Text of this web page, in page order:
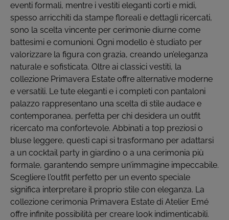
eventi formali, mentre i vestiti eleganti corti e midi,
spesso arricchiti da stampe floreali e dettagli ricercati,
sono la scelta vincente per cerimonie diurne come
battesimi e comunioni. Ogni modello è studiato per
valorizzare la figura con grazia, creando un’eleganza
naturale e sofisticata. Oltre ai classici vestiti, la
collezione Primavera Estate offre alternative moderne
e versatili. Le tute eleganti e i completi con pantaloni
palazzo rappresentano una scelta di stile audace e
contemporanea, perfetta per chi desidera un outfit
ricercato ma confortevole. Abbinati a top preziosi o
bluse leggere, questi capi si trasformano per adattarsi
a un cocktail party in giardino o a una cerimonia più
formale, garantendo sempre un’immagine impeccabile.
Scegliere l'outfit perfetto per un evento speciale
significa interpretare il proprio stile con eleganza. La
collezione cerimonia Primavera Estate di Atelier Emé
offre infinite possibilità per creare look indimenticabili.